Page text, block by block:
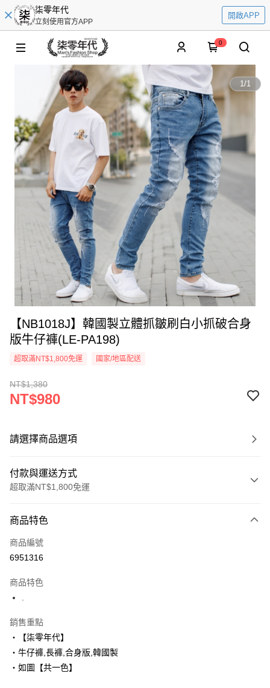
柒零年代
立刻使用官方APP
開啟APP
0
1/1
【NB1018J】韓國製立體抓皺刷白小抓破合身
版牛仔褲(LE-PA198)
超取滿NT$1,800免運 國家/地區配送
NT$1,380
NT$980
請選擇商品選項
付款與運送方式
超取滿NT$1,800免運
信用卡一次付款
超商取貨付款
街口支付
悠遊付
Google Pay
商品特色
商品編號
6951316
商品特色
銷售重點
‧【柒零年代】
‧牛仔褲,長褲,合身版,韓國製
‧如圖【共一色】